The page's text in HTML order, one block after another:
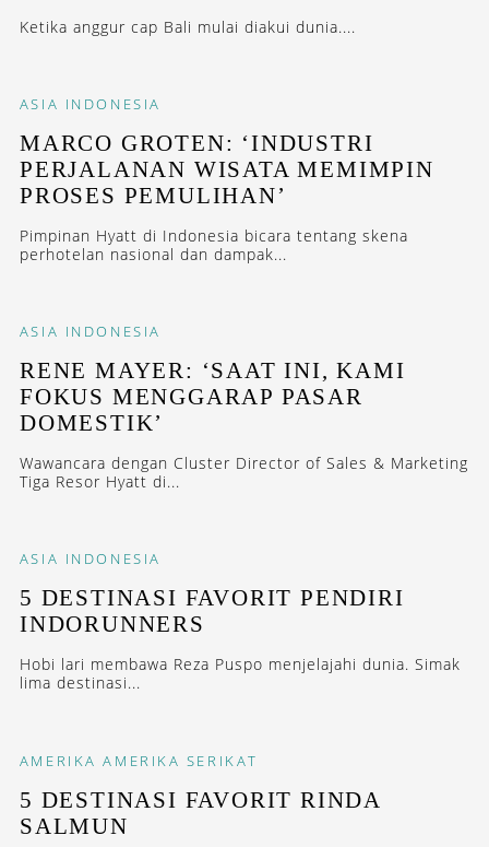
Ketika anggur cap Bali mulai diakui dunia....
ASIA INDONESIA
MARCO GROTEN: ‘INDUSTRI
PERJALANAN WISATA MEMIMPIN
PROSES PEMULIHAN’
Pimpinan Hyatt di Indonesia bicara tentang skena
perhotelan nasional dan dampak...
ASIA INDONESIA
RENE MAYER: ‘SAAT INI, KAMI
FOKUS MENGGARAP PASAR
DOMESTIK’
Wawancara dengan Cluster Director of Sales & Marketing
Tiga Resor Hyatt di...
ASIA INDONESIA
5 DESTINASI FAVORIT PENDIRI
INDORUNNERS
Hobi lari membawa Reza Puspo menjelajahi dunia. Simak
lima destinasi...
AMERIKA AMERIKA SERIKAT
5 DESTINASI FAVORIT RINDA
SALMUN